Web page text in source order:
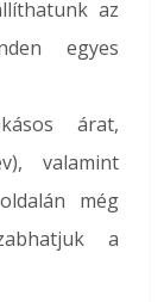
az
egyes
árat,
valamint
még
a